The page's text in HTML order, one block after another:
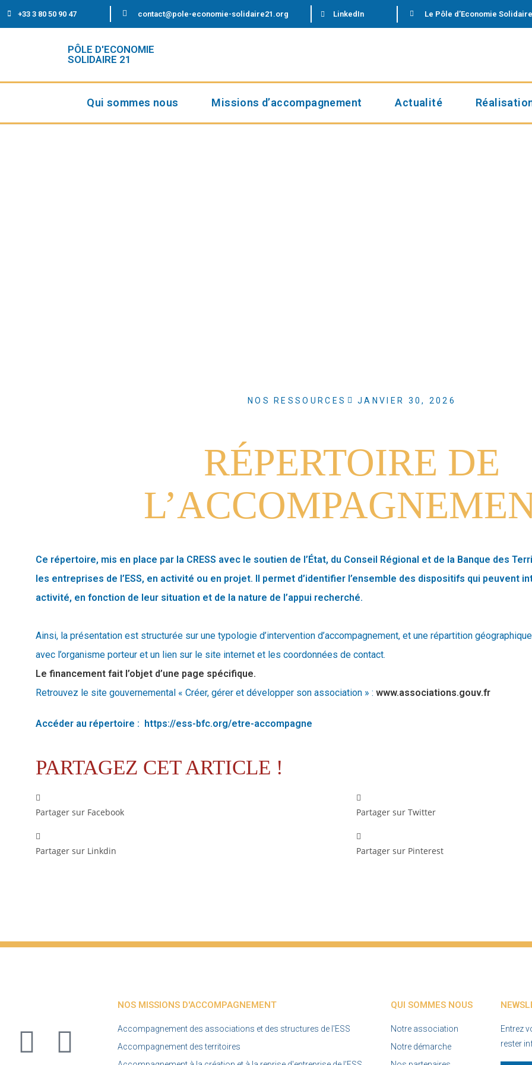
+33 3 80 50 90 47 contact@pole-economie-solidaire21.org LinkedIn Le Pôle d’Economie
PÔLE D'ECONOMIE
SOLIDAIRE 21
Qui sommes nous Missions d’accompagnement Actualité
NOS RESSOURCES JANVIER 30, 2026
RÉPERTOIRE DE
Ce répertoire, mis en place par la CRESS avec le soutien de l’État, du Conseil Régional et de la Banque des
les entreprises de l’ESS, en activité ou en projet. Il permet d’identifier l’ensemble des dispositifs qui peuvent
activité, en fonction de leur situation et de la nature de l’appui recherché.
Ainsi, la présentation est structurée sur une typologie d’intervention d’accompagnement, et une répartition
avec l’organisme porteur et un lien sur le site internet et les coordonnées de contact.
Le financement fait l’objet d’une page spécifique.
Retrouvez le site gouvernemental « Créer, gérer et développer son association » : www.associations.gouv.fr
Accéder au répertoire : https://ess-bfc.org/etre-accompagne
PARTAGEZ CET ARTICLE !
Partager sur Facebook Partager sur Twitter
Partager sur Linkdin Partager sur Pinterest
NOS MISSIONS D'ACCOMPAGNEMENT
Accompagnement des associations et des structures de l'ESS
Accompagnement des territoires
QUI SOMMES NOUS
Notre association
Notre démarche
Entrez
rester